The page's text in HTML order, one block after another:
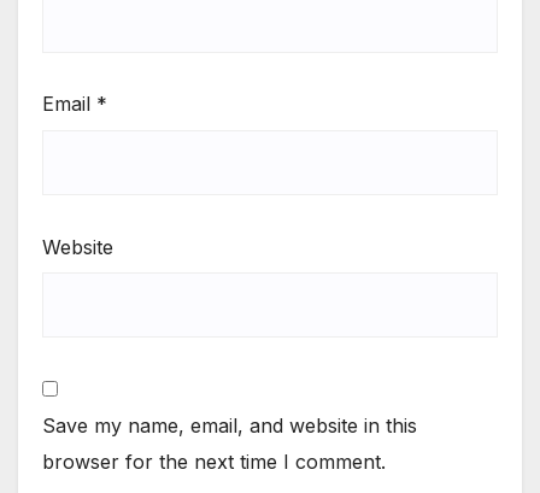
Email *
Website
Save my name, email, and website in this
browser for the next time I comment.